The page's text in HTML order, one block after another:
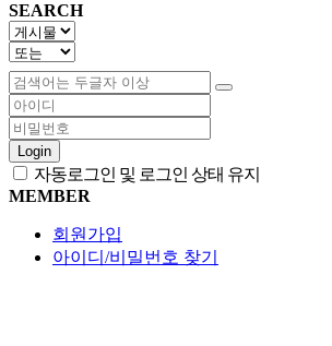
SEARCH
Login
자동로그인 및 로그인 상태 유지
MEMBER
회원가입
아이디/비밀번호 찾기